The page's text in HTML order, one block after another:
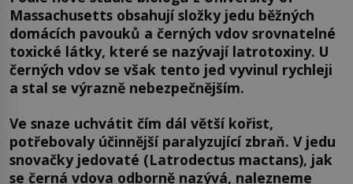
Massachusetts obsahují složky jedu běžných
domácích pavouků a černých vdov srovnatelné
toxické látky, které se nazývají latrotoxiny. U
černých vdov se však tento jed vyvinul rychleji
a stal se výrazně nebezpečnějším.
Ve snaze uchvátit čím dál větší kořist,
potřebovaly účinnější paralyzující zbraň. V jedu
snovačky jedovaté (Latrodectus mactans), jak
se černá vdova odborně nazývá, nalezneme